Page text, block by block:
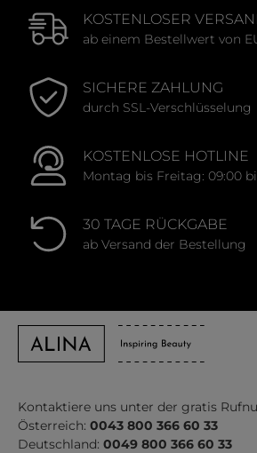
KOSTENLOSER
ab einem Bestellwert von
SICHERE ZAHLUNG
durch SSL-Verschlüsselung
KOSTENLOSE HOTLINE
Montag bis Freitag: 09:00
30 TAGE RÜCKGABE
ab Versand der Bestellung
Kontaktiere uns unter der gratis
Österreich: 0043 800 366 60 33
Deutschland: 0049 800 366 60 33